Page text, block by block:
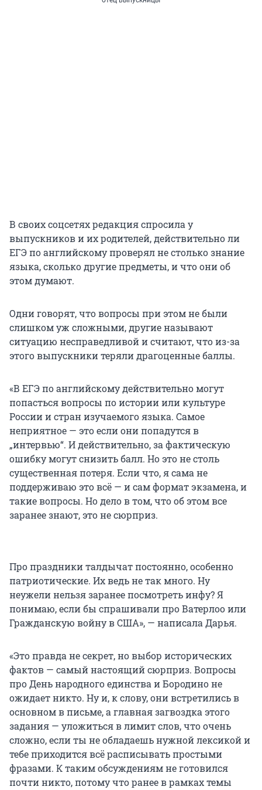
В своих соцсетях редакция спросила у
выпускников и их родителей, действительно ли
ЕГЭ по английскому проверял не столько знание
языка, сколько другие предметы, и что они об
этом думают.
Одни говорят, что вопросы при этом не были
слишком уж сложными, другие называют
ситуацию несправедливой и считают, что из-за
этого выпускники теряли драгоценные баллы.
«В ЕГЭ по английскому действительно могут
попасться вопросы по истории или культуре
России и стран изучаемого языка. Самое
неприятное — это если они попадутся в
„интервью“. И действительно, за фактическую
ошибку могут снизить балл. Но это не столь
существенная потеря. Если что, я сама не
поддерживаю это всё — и сам формат экзамена, и
такие вопросы. Но дело в том, что об этом все
заранее знают, это не сюрприз.
Про праздники талдычат постоянно, особенно
патриотические. Их ведь не так много. Ну
неужели нельзя заранее посмотреть инфу? Я
понимаю, если бы спрашивали про Ватерлоо или
Гражданскую войну в США», — написала Дарья.
«Это правда не секрет, но выбор исторических
фактов — самый настоящий сюрприз. Вопросы
про День народного единства и Бородино не
ожидает никто. Ну и, к слову, они встретились в
основном в письме, а главная загвоздка этого
задания — уложиться в лимит слов, что очень
сложно, если ты не обладаешь нужной лексикой и
тебе приходится всё расписывать простыми
фразами. К таким обсуждениям не готовился
почти никто, потому что ранее в рамках темы